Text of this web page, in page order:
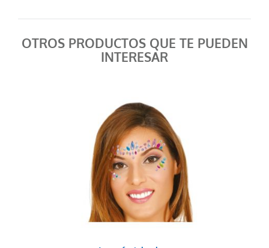
OTROS PRODUCTOS QUE TE PUEDEN
INTERESAR